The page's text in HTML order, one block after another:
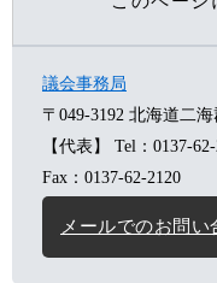
議会事務局
〒049-3192 北海道二海
【代表】
Tel：0137-62-
Fax：0137-62-2120
メールでのお問い